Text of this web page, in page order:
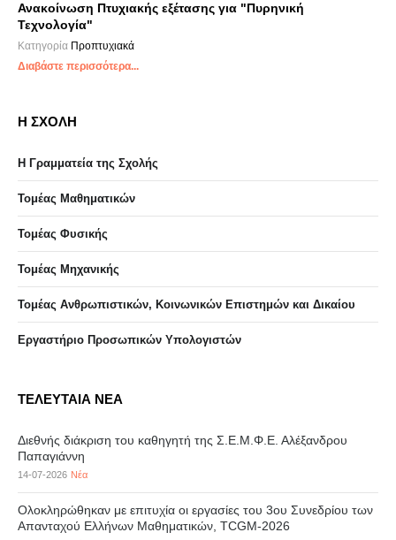
Ανακοίνωση Πτυχιακής εξέτασης για "Πυρηνική
Τεχνολογία"
Κατηγορία Προπτυχιακά
Διαβάστε περισσότερα...
Η ΣΧΟΛΗ
Η Γραμματεία της Σχολής
Τομέας Μαθηματικών
Τομέας Φυσικής
Τομέας Μηχανικής
Τομέας Ανθρωπιστικών, Κοινωνικών Επιστημών και Δικαίου
Eργαστήριo Προσωπικών Υπολογιστών
ΤΕΛΕΥΤΑΙΑ ΝΕΑ
Διεθνής διάκριση του καθηγητή της Σ.Ε.Μ.Φ.Ε. Αλέξανδρου
Παπαγιάννη
14-07-2026 Νέα
Ολοκληρώθηκαν με επιτυχία οι εργασίες του 3ου Συνεδρίου των
Απανταχού Ελλήνων Μαθηματικών, TCGM-2026